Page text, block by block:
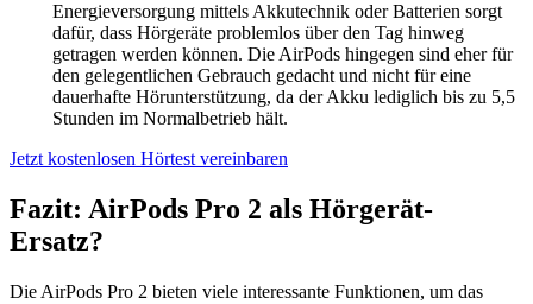
Energieversorgung mittels Akkutechnik oder Batterien sorgt
dafür, dass Hörgeräte problemlos über den Tag hinweg
getragen werden können. Die AirPods hingegen sind eher für
den gelegentlichen Gebrauch gedacht und nicht für eine
dauerhafte Hörunterstützung, da der Akku lediglich bis zu 5,5
Stunden im Normalbetrieb hält.
Jetzt kostenlosen Hörtest vereinbaren
Fazit: AirPods Pro 2 als Hörgerät-
Ersatz?
Die AirPods Pro 2 bieten viele interessante Funktionen, um das